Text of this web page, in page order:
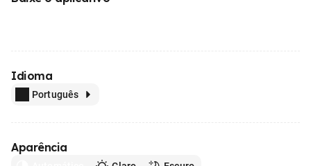
Idioma
Português
Aparência